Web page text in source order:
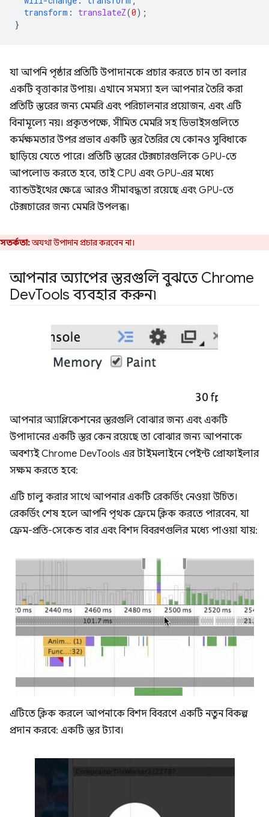
transform : translateZ(0);
}
যা আপনি পৃষ্ঠার প্রতিটি উপাদানকে প্রচার করতে চান তা বলার
একটি বৃত্তাকার উপায়। এখানে সমস্যা হল আপনার তৈরি করা
প্রতিটি স্তরের জন্য মেমরি এবং পরিচালনার প্রয়োজন, এবং এটি
বিনামূল্যে নয়। প্রকৃতপক্ষে, সীমিত মেমরি সহ ডিভাইসগুলিতে
কর্মক্ষমতার উপর প্রভাব একটি স্তর তৈরির যে কোনও সুবিধাকে
ছাড়িয়ে যেতে পারে। প্রতিটি স্তরের টেক্সচারগুলিকে GPU-তে
আপলোড করতে হবে, তাই CPU এবং GPU-এর মধ্যে
ব্যান্ডউইথের ক্ষেত্রে আরও সীমাবদ্ধতা রয়েছে এবং GPU-তে
টেক্সচারের জন্য মেমরি উপলব্ধ।
সতর্কতা:অযথা উপাদান প্রচার করবেন না।
আপনার অ্যাপের স্তরগুলি বুঝতে Chrome
DevTools ব্যবহার করুন৷
আপনার অ্যাপ্লিকেশনের স্তরগুলি বোঝার জন্য এবং একটি
উপাদানের একটি স্তর কেন রয়েছে তা বোঝার জন্য আপনাকে
অবশ্যই Chrome DevTools এর টাইমলাইনে পেইন্ট প্রোফাইলার
সক্ষম করতে হবে:
এটি চালু করার সাথে আপনার একটি রেকর্ডিং নেওয়া উচিত।
রেকর্ডিং শেষ হলে আপনি পৃথক ফ্রেমে ক্লিক করতে পারবেন, যা
ফ্রেম-প্রতি-সেকেন্ড বার এবং বিশদ বিবরণগুলির মধ্যে পাওয়া যায়:
এটিতে ক্লিক করলে আপনাকে বিশদ বিবরণে একটি নতুন বিকল্প
প্রদান করবে: একটি স্তর ট্যাব।